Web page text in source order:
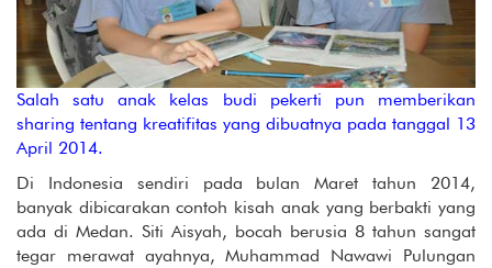
Salah satu anak kelas budi pekerti pun memberikan
sharing tentang kreatifitas yang dibuatnya pada tanggal 13
April 2014.
Di Indonesia sendiri pada bulan Maret tahun 2014,
banyak dibicarakan contoh kisah anak yang berbakti yang
ada di Medan. Siti Aisyah, bocah berusia 8 tahun sangat
tegar merawat ayahnya, Muhammad Nawawi Pulungan